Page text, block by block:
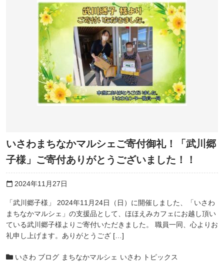
いさわまちなかマルシェご寄付御礼！「武川郷
子様」ご寄付ありがとうございました！！
calendar_today 2024年11月27日
「武川郷子様」 2024年11月24日（日）に開催しました、「いさわ
まちなかマルシェ」の支援品として、ほほえみカフェにお越し頂い
ている武川郷子様よりご寄付いただきました。 職員一同、心よりお
礼申し上げます。ありがとうござ […]
いさわ ブログ まちなかマルシェ いさわ トピックス